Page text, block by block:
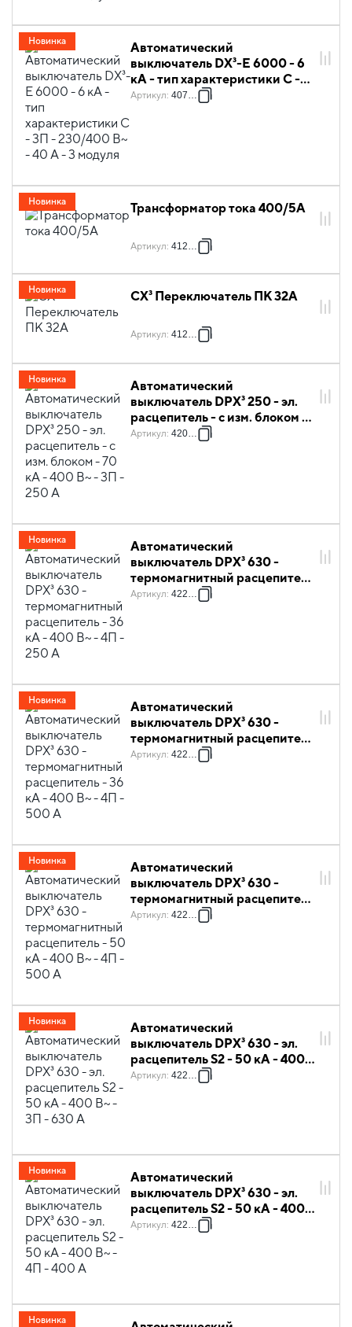
Автоматический
выключатель DX³-E 6000 - 6
кА - тип характеристики C -
3П - 230/400 В~ - 40 А - 3
Артикул: 407295
Новинка
Трансформатор тока 400/5A
Артикул: 412125
Новинка
CX³ Переключатель ПК 32A
Артикул: 412900
Новинка
Автоматический
выключатель DPX³ 250 - эл.
расцепитель - с изм. блоком -
70 кА - 400 В~ - 3П - 250 А
Артикул: 420669
Новинка
Автоматический
выключатель DPX³ 630 -
термомагнитный расцепитель
- 36 кА - 400 В~ - 4П - 250 А
Артикул: 422005
Новинка
Автоматический
выключатель DPX³ 630 -
термомагнитный расцепитель
- 36 кА - 400 В~ - 4П - 500 А
Артикул: 422008
Новинка
Автоматический
выключатель DPX³ 630 -
термомагнитный расцепитель
- 50 кА - 400 В~ - 4П - 500 А
Артикул: 422022
Новинка
Автоматический
выключатель DPX³ 630 - эл.
расцепитель S2 - 50 кА - 400
В~ - 3П - 630 А
Артикул: 422070
Новинка
Автоматический
выключатель DPX³ 630 - эл.
расцепитель S2 - 50 кА - 400
В~ - 4П - 400 А
Артикул: 422073
Новинка
Новинка